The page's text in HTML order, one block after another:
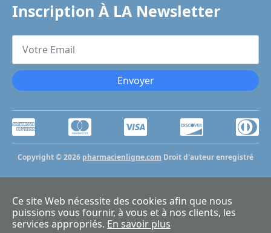
Inscription À LA Newsletter
Votre
Email
Envoyer
Copyright © 2026 pharmacienligne.com Droit d'auteur enregistré
Ce site Web nécessite des cookies afin que nous
puissions vous fournir, à vous et à nos clients, les
services appropriés. En savoir plus